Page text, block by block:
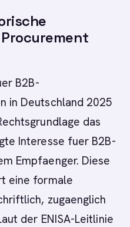
B2B-
in Deutschland 2025
das
Interesse fuer B2B-
Empfaenger. Diese
eine formale
zugaenglich
der ENISA-Leitlinie